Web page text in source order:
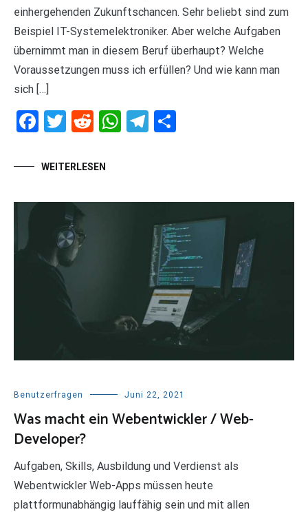
einhergehenden Zukunftschancen. Sehr beliebt sind zum
Beispiel IT-Systemelektroniker. Aber welche Aufgaben
übernimmt man in diesem Beruf überhaupt? Welche
Voraussetzungen muss ich erfüllen? Und wie kann man
sich […]
Facebook
Twitter
RedditWhatsApp
Telegram
WEITERLESEN
Benutzerfragen Juni 22, 2021
Was macht ein Webentwickler / Web-
Developer?
Aufgaben, Skills, Ausbildung und Verdienst als
Webentwickler Web-Apps müssen heute
plattformunabhängig lauffähig sein und mit allen